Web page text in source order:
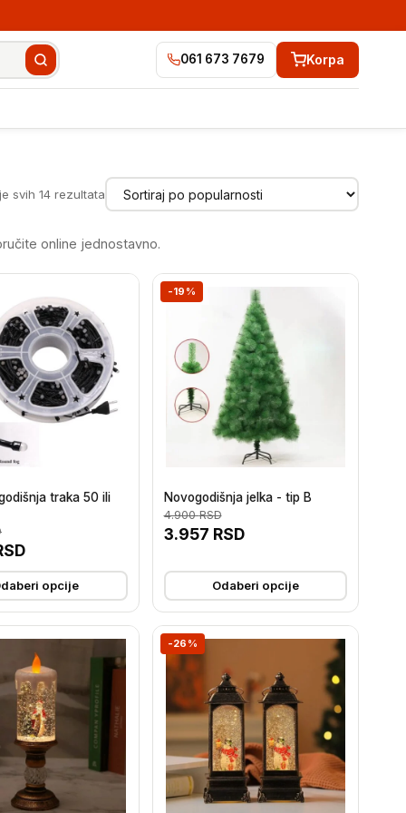
061 673 7679 Korpa
svih 14 rezultata Sortirano
po
online jednostavno.
traka 50 ili
opcije
-19%
Novogodišnja jelka - tip B
3.957 RSD
4.900RSD
Odaberi opcije
-26%